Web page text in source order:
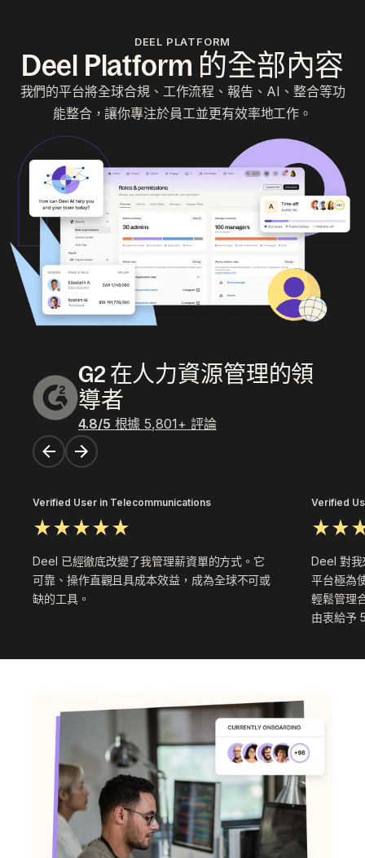
DEEL PLATFORM
Deel Platform 的全部內容
我們的平台將全球合規、工作流程、報告、AI、整合等功
能整合，讓你專注於員工並更有效率地工作。
G2 在人力資源管理的領
導者
4.8/5 根據 5,801+ 評論
Verified User in Telecommunications
Deel 已經徹底改變了我管理薪資單的方式。它
可靠、操作直觀且具成本效益，成為全球不可或
缺的工具。
Verified
Deel 對我
平台極為
輕鬆管理
由衷給予